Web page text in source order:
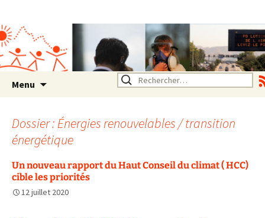
Rhône Alpes
Un environnement sain pour
la santé de tous
Menu Rechercher :
Dossier : Énergies renouvelables / transition
énergétique
Un nouveau rapport du Haut Conseil du climat ( HCC)
cible les priorités
12 juillet 2020